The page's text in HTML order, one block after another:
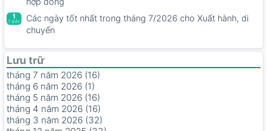
1
T.BẢY
Các ngày tốt nhất trong tháng 7/2026 cho Xuất hành, di
chuyển
Lưu trữ
tháng 7 năm 2026 (16)
tháng 6 năm 2026 (1)
tháng 5 năm 2026 (16)
tháng 4 năm 2026 (16)
tháng 3 năm 2026 (32)